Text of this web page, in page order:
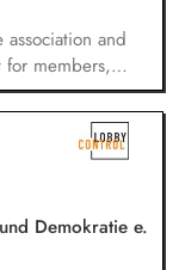
and
for members,
Board of
documents and
awareness
and
Demokratie e.